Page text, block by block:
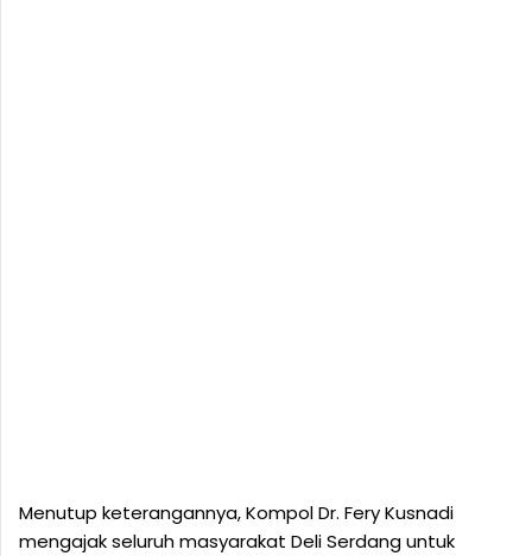
Menutup keterangannya, Kompol Dr. Fery Kusnadi
mengajak seluruh masyarakat Deli Serdang untuk